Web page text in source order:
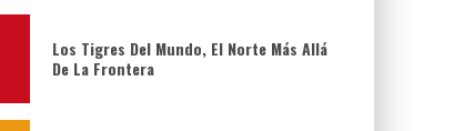
Los Tigres Del Mundo, El Norte Más Allá
De La Frontera